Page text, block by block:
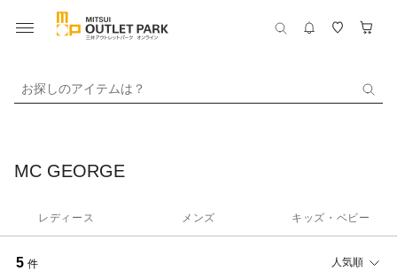
お探しのアイテムは？
MC GEORGE
レディース メンズ キッズ・ベビー
5 件 人気順